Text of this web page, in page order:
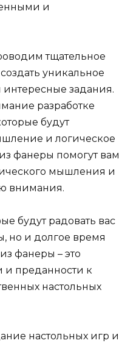
и
тщательное
уникальное
интересные задания.
разработке
будут
и логическое
фанеры помогут вам
мышления и
внимания.
будут радовать вас
но и долгое время
фанеры – это
и преданности к
настольных
настольных игр и